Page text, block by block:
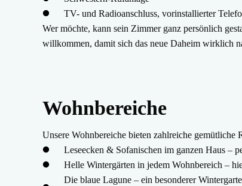
TV- und Radioanschluss, vorinstallierter
Wer möchte, kann sein Zimmer ganz persönlich
willkommen, damit sich das neue Daheim wirklich
Wohnbereiche
Unsere Wohnbereiche bieten zahlreiche gemütliche
Leseecken & Sofanischen im ganzen Haus –
Helle Wintergärten in jedem Wohnbereich –
Die blaue Lagune – ein besonderer